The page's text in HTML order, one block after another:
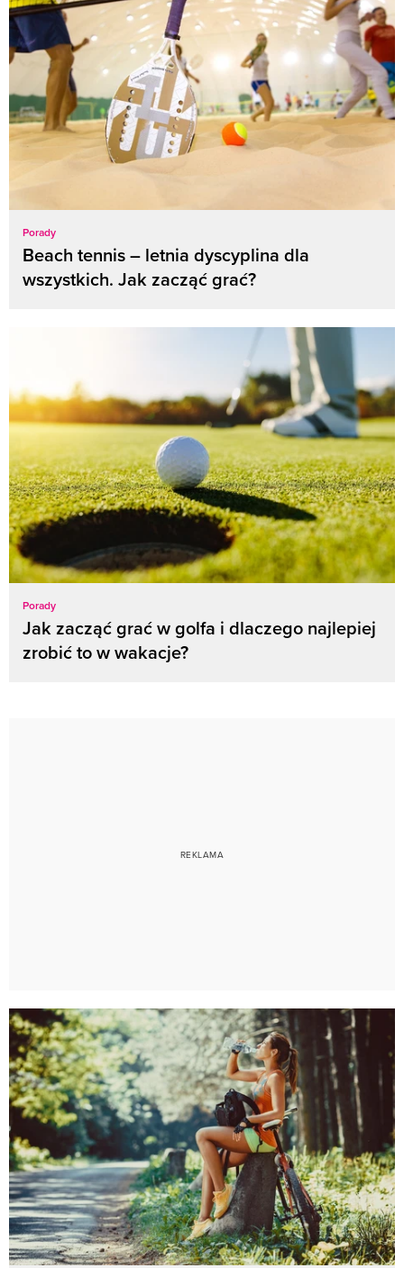
Porady
Beach tennis – letnia dyscyplina dla
wszystkich. Jak zacząć grać?
Porady
Jak zacząć grać w golfa i dlaczego najlepiej
zrobić to w wakacje?